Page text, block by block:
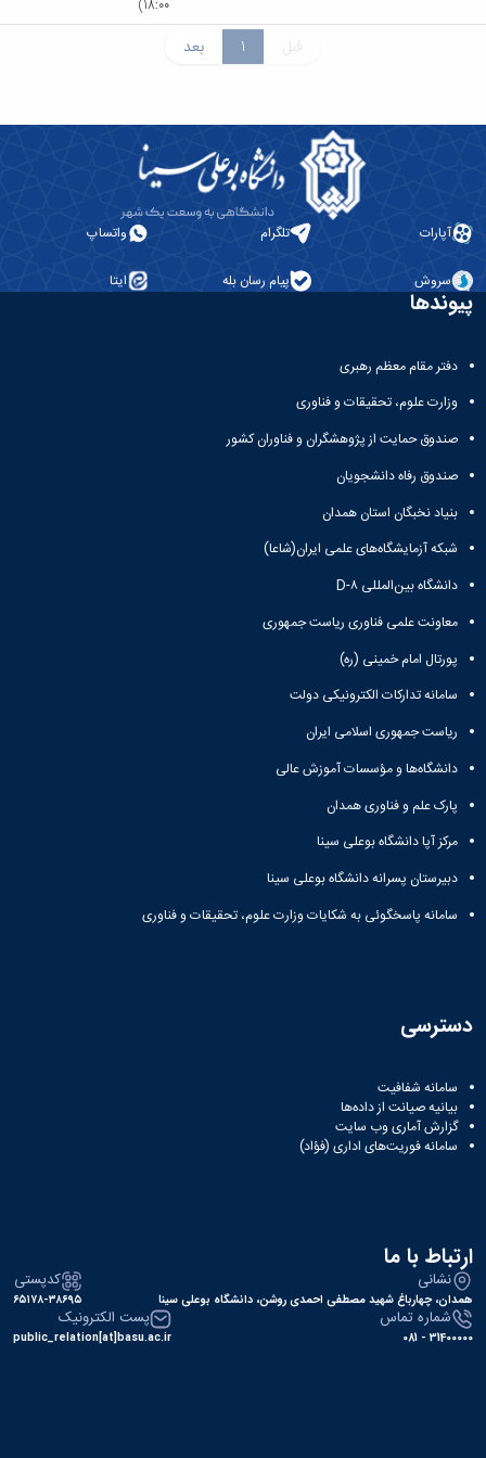
18:00)
قبل 1 بعد
آپارات تلگرام واتساپ
سروش پیام رسان بله ایتا
پیوندها
دفتر مقام معظم رهبری
وزارت علوم، تحقیقات و فناوری
صندوق حمایت از پژوهشگران و فناوران کشور
صندوق رفاه دانشجویان
بنیاد نخبگان استان همدان
شبکه آزمایشگاه‌های علمی ایران(شاعا)
دانشگاه بین‌المللی D-۸
معاونت علمی فناوری ریاست جمهوری
پورتال امام خمینی (ره)
سامانه تدارکات الکترونیکی دولت
ریاست جمهوری اسلامی ایران
دانشگاه‌ها و مؤسسات آموزش عالی
پارک علم و فناوری همدان
مرکز آپا دانشگاه بوعلی سینا
دبیرستان پسرانه دانشگاه بوعلی سینا
سامانه پاسخگوئی به شکایات وزارت علوم، تحقیقات و فناوری
دسترسی
سامانه شفافیت
بیانیه صیانت از داده‌ها
گزارش آماری وب‌ سایت
سامانه فوریت‌های اداری (فؤاد)
ارتباط با ما
نشانی
همدان، چهارباغ شهید مصطفی احمدی روشن، دانشگاه بوعلی سینا
کدپستی
۶۵۱۷۸-۳۸۶۹۵
شماره تماس
31400000 - 081
پست الکترونیک
public_relation[at]basu.ac.ir